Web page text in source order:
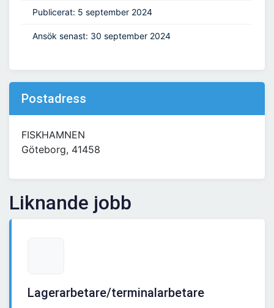
Publicerat: 5 september 2024
Ansök senast: 30 september 2024
Postadress
FISKHAMNEN
Göteborg, 41458
Liknande jobb
Lagerarbetare/terminalarbetare